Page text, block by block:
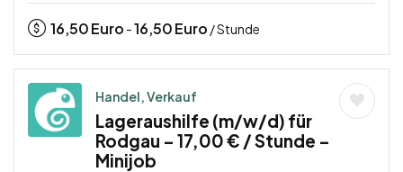
16,50Euro -16,50Euro / Stunde
Handel, Verkauf
Lageraushilfe (m/w/d) für
Rodgau – 17,00 € / Stunde –
Minijob